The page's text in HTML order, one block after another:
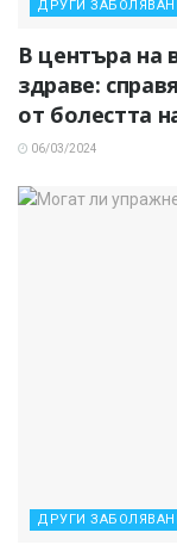
ДРУГИ
В центъра на
здраве:
от болестта
06/03/2024
ДРУГИ